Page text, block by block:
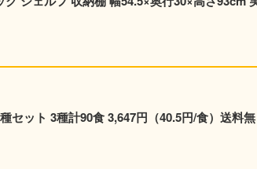
セット 3種計90食 3,647円（40.5円/食）送料無